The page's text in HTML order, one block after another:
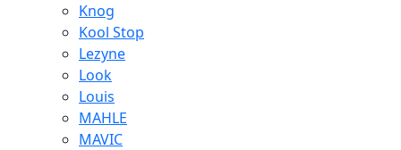
Knog
Kool Stop
Lezyne
Look
Louis
MAHLE
MAVIC